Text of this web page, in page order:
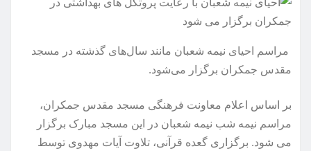
مراسم احیای نیمه شعبان مانند سال‌های گذشته در مسجد
مقدس جمکران برگزار می‌شود.
بر اساس اعلام معاونت فرهنگی مسجد مقدس جمکران،
مراسم نیمه شب نیمه شعبان در این مسجد مبارک برگزار
می شود. برگزاری گعده قرآنی، تلاوت آیات مهدوی توسط